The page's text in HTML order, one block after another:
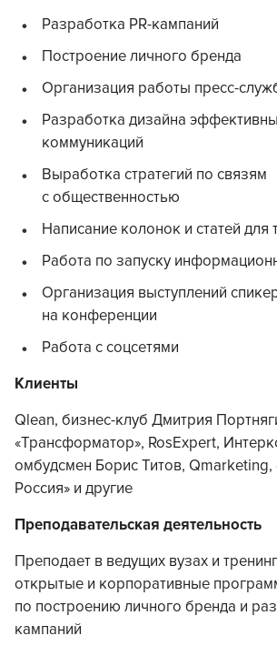
Разработка PR-кампаний
Построение личного бренда
Организация работы пресс-
Разработка дизайна
коммуникаций
Выработка стратегий по связям
с общественностью
Написание колонок и статей
Работа по запуску
Организация выступлений
на конференции
Работа с соцсетями
Клиенты
Qlean, бизнес-клуб Дмитрия
«Трансформатор», RosExpert,
омбудсмен Борис Титов, Qmarketing,
Россия» и другие
Преподавательская деятельность
Преподает в ведущих вузах и
открытые и корпоративные
по построению личного бренда и
кампаний